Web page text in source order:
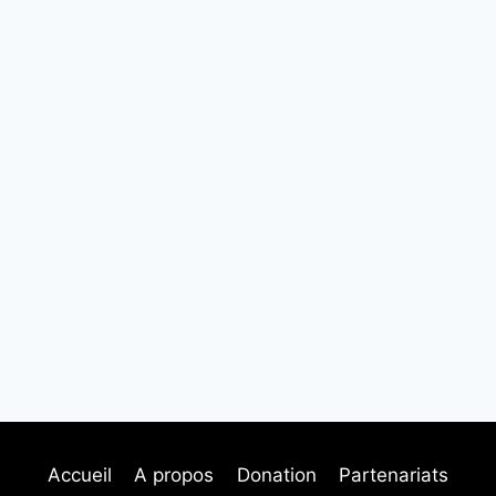
Accueil A propos Donation Partenariats